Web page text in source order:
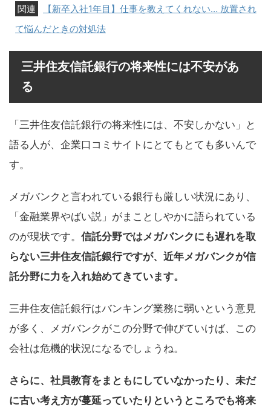
【新卒入社1年目】仕事を教えてくれない… 放置され
て悩んだときの対処法
三井住友信託銀行の将来性には不安があ
る
「三井住友信託銀行の将来性には、不安しかない」と
語る人が、企業口コミサイトにとてもとても多いんで
す。
メガバンクと言われている銀行も厳しい状況にあり、
「金融業界やばい説」がまことしやかに語られている
のが現状です。 信託分野ではメガバンクにも遅れを取
らない三井住友信託銀行ですが、近年メガバンクが信
託分野に力を入れ始めてきています。
三井住友信託銀行はバンキング業務に弱いという意見
が多く、メガバンクがこの分野で伸びていけば、この
会社は危機的状況になるでしょうね。
さらに、社員教育をまともにしていなかったり、未だ
に古い考え方が蔓延っていたりというところでも将来